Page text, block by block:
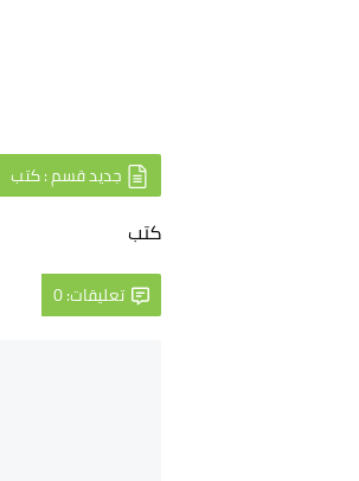
جديد قسم : كتب
كتب
تعليقات: 0